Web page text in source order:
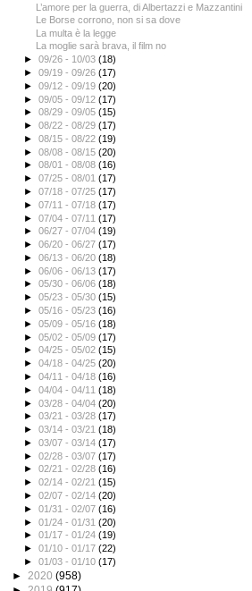
L’amore per la guerra, di Albertazzi e Mazzantini
Le Borse corrono, non si sa dove
La multa è la legge
La moglie sarà brava, il film no
►09/26 - 10/03(18)
►09/19 - 09/26(17)
►09/12 - 09/19(20)
►09/05 - 09/12(17)
►08/29 - 09/05(15)
►08/22 - 08/29(17)
►08/15 - 08/22(19)
►08/08 - 08/15(20)
►08/01 - 08/08(16)
►07/25 - 08/01(17)
►07/18 - 07/25(17)
►07/11 - 07/18(17)
►07/04 - 07/11(17)
►06/27 - 07/04(19)
►06/20 - 06/27(17)
►06/13 - 06/20(18)
►06/06 - 06/13(17)
►05/30 - 06/06(18)
►05/23 - 05/30(15)
►05/16 - 05/23(16)
►05/09 - 05/16(18)
►05/02 - 05/09(17)
►04/25 - 05/02(15)
►04/18 - 04/25(20)
►04/11 - 04/18(16)
►04/04 - 04/11(18)
►03/28 - 04/04(20)
►03/21 - 03/28(17)
►03/14 - 03/21(18)
►03/07 - 03/14(17)
►02/28 - 03/07(17)
►02/21 - 02/28(16)
►02/14 - 02/21(15)
►02/07 - 02/14(20)
►01/31 - 02/07(16)
►01/24 - 01/31(20)
►01/17 - 01/24(19)
►01/10 - 01/17(22)
►01/03 - 01/10(17)
► 2020 (958)